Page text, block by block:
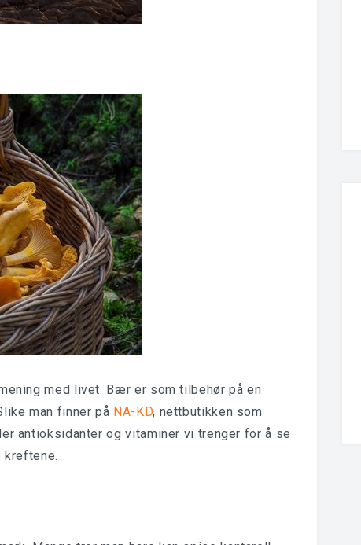
med livet. Bær er som tilbehør på en
man finner på NA-KD, nettbutikken som
antioksidanter og vitaminer vi trenger for å se